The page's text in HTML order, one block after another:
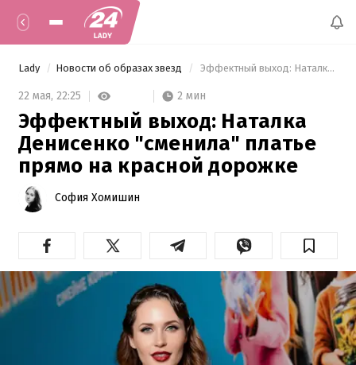
Lady Новости об образах звезд Эффектный выход: Наталка Денисенко "сменила" платье прямо на красной дорожке
22 мая, 22:25 2 мин
Эффектный выход: Наталка
Денисенко "сменила" платье
прямо на красной дорожке
София Хомишин